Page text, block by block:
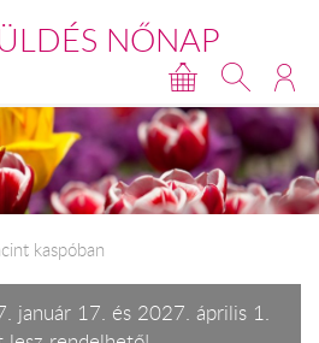
NŐNAP
kaspóban
január 17. és 2027. április 1.